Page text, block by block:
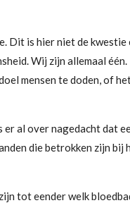
Dit is hier niet de
Wij zijn allemaal
mensen te doden, of
al over nagedacht dat
die betrokken zijn bij
tot eender welk